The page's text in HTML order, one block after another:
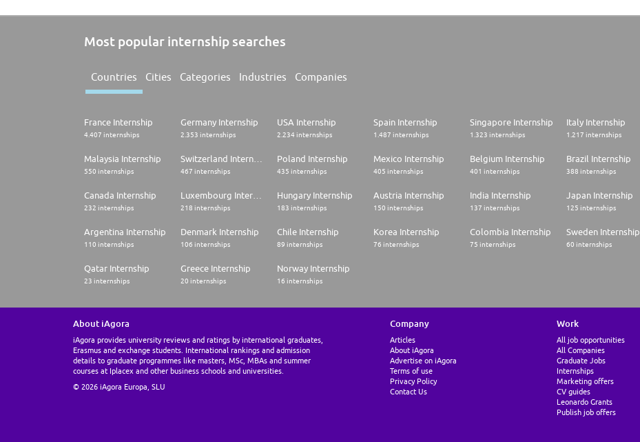
Most popular internship searches
Countries Cities Categories Industries Companies
France Internship
4.407 internships
Germany Internship
2.353 internships
USA Internship
2.234 internships
Spain Internship
1.487 internships
Singapore Internship
1.323 internships
Italy Internship
1.217 internships
Malaysia Internship
550 internships 467 internships
Poland Internship
435 internships
Mexico Internship
405 internships
Belgium Internship
401 internships
Brazil Internship
388 internships
Canada Internship
232 internships 218 internships
Hungary Internship
183 internships
Austria Internship
150 internships
India Internship
137 internships
Japan Internship
125 internships
Argentina Internship
110 internships
Denmark Internship
106 internships
Chile Internship
89 internships
Korea Internship
76 internships
Colombia Internship
75 internships
Sweden Internship
60 internships
Qatar Internship
23 internships
Greece Internship
20 internships
Norway Internship
16 internships
About iAgora
iAgora provides university reviews and ratings by international graduates,
Erasmus and exchange students. International rankings and admission
details to graduate programmes like masters, MSc, MBAs and summer
courses at Iplacex and other business schools and universities.
© 2026 iAgora Europa, SLU
Company
Articles
About iAgora
Advertise on iAgora
Terms of use
Privacy Policy
Contact Us
Work
All job opportunities
All Companies
Graduate Jobs
Internships
Marketing offers
CV guides
Leonardo Grants
Publish job offers